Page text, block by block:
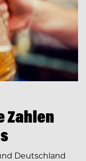
Zahlen
Deutschland